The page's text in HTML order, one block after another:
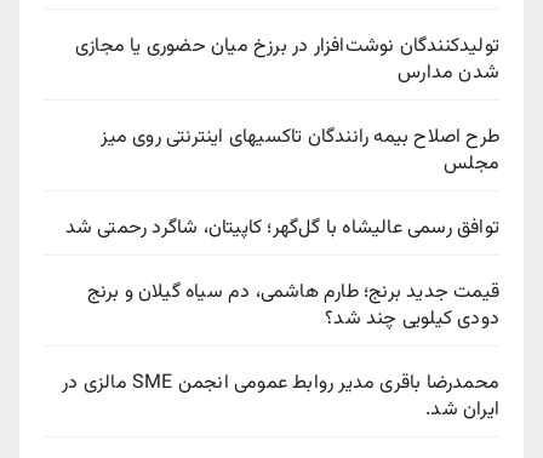
تولیدکنندگان نوشت‌افزار در برزخ میان حضوری یا مجازی
شدن مدارس
طرح اصلاح بیمه رانندگان تاکسیهای اینترنتی روی میز
مجلس
توافق رسمی عالیشاه با گل‌گهر؛ کاپیتان، شاگرد رحمتی شد
قیمت جدید برنج؛ طارم هاشمی، دم سیاه گیلان و برنج
دودی کیلویی چند شد؟
محمدرضا باقری مدیر روابط عمومی انجمن SME مالزی در
ایران شد.